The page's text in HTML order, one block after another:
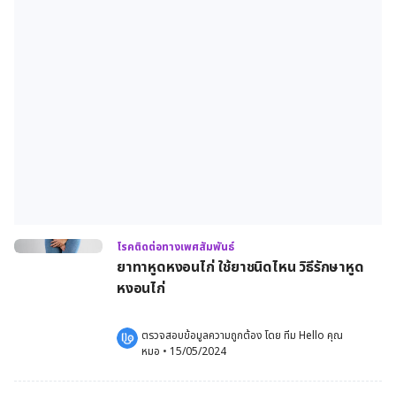
โรคติดต่อทางเพศสัมพันธ์
ยาทาหูดหงอนไก่ ใช้ยาชนิดไหน วิธีรักษาหูด
หงอนไก่
ตรวจสอบข้อมูลความถูกต้อง โดย ทีม Hello คุณ
หมอ • 15/05/2024